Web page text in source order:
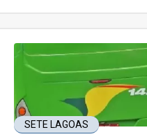
SETE LAGOAS